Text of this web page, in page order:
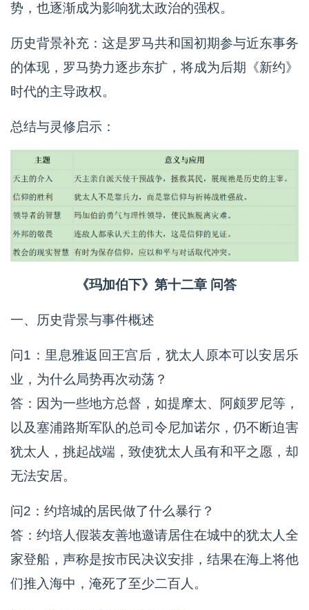
势，也逐渐成为影响犹太政治的强权。
历史背景补充：这是罗马共和国初期参与近东事务
的体现，罗马势力逐步东扩，将成为后期《新约》
时代的主导政权。
总结与灵修启示：
《玛加伯下》第十二章 问答
一、历史背景与事件概述
问1：里息雅返回王宫后，犹太人原本可以安居乐
业，为什么局势再次动荡？
答：因为一些地方总督，如提摩太、阿颇罗尼等，
以及塞浦路斯军队的总司令尼加诺尔，仍不断迫害
犹太人，挑起战端，致使犹太人虽有和平之愿，却
无法安居。
问2：约培城的居民做了什么暴行？
答：约培人假装友善地邀请居住在城中的犹太人全
家登船，声称是按市民决议安排，结果在海上将他
们推入海中，淹死了至少二百人。